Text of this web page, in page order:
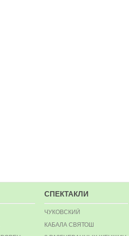
СПЕКТАКЛИ
ЧУКОВСКИЙ
КАБАЛА СВЯТОШ